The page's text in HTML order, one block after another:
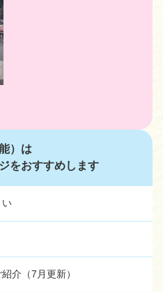
）は
をおすすめします
い
介（7月更新）